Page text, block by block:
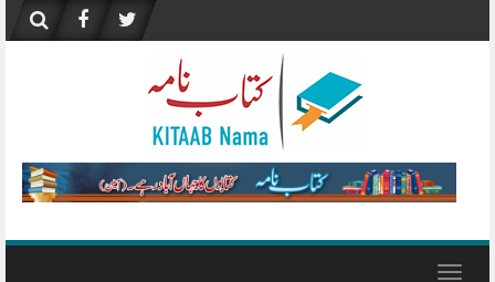
content
Toggle